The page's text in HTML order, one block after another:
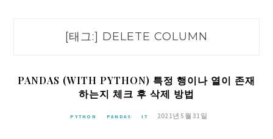
[태그:] DELETE COLUMN
PANDAS (WITH PYTHON) 특정 행이나 열이 존재
하는지 체크 후 삭제 방법
PYTHON PANDAS IT 2021년 5월 31일